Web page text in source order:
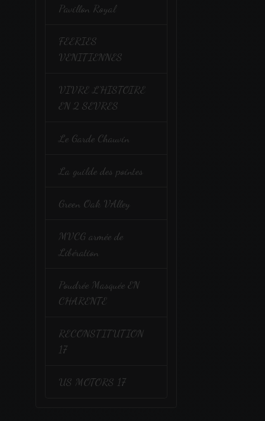
Pavillon Royal
FEERIES
VENITIENNES
VIVRE L'HISTOIRE
EN 2 SEVRES
Le Garde Chauvin
La guilde des pointes
Green Oak VAlley
MVCG armée de
Libération
Poudrée Masquée EN
CHARENTE
RECONSTITUTION
17
US MOTORS 17